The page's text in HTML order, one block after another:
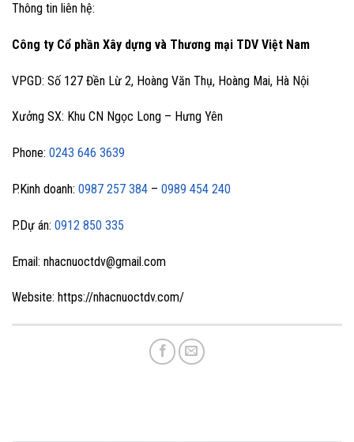
Thông tin liên hệ:
Công ty Cổ phần Xây dựng và Thương mại TDV Việt Nam
VPGD: Số 127 Đền Lừ 2, Hoàng Văn Thụ, Hoàng Mai, Hà Nội
Xưởng SX: Khu CN Ngọc Long – Hưng Yên
Phone: 0243 646 3639
P.Kinh doanh: 0987 257 384 – 0989 454 240
P.Dự án: 0912 850 335
Email: nhacnuoctdv@gmail.com
Website: https://nhacnuoctdv.com/